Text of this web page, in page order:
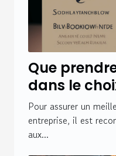
Que
dans le
de
valoriser
Pour assurer un
entreprise, il est
aux...